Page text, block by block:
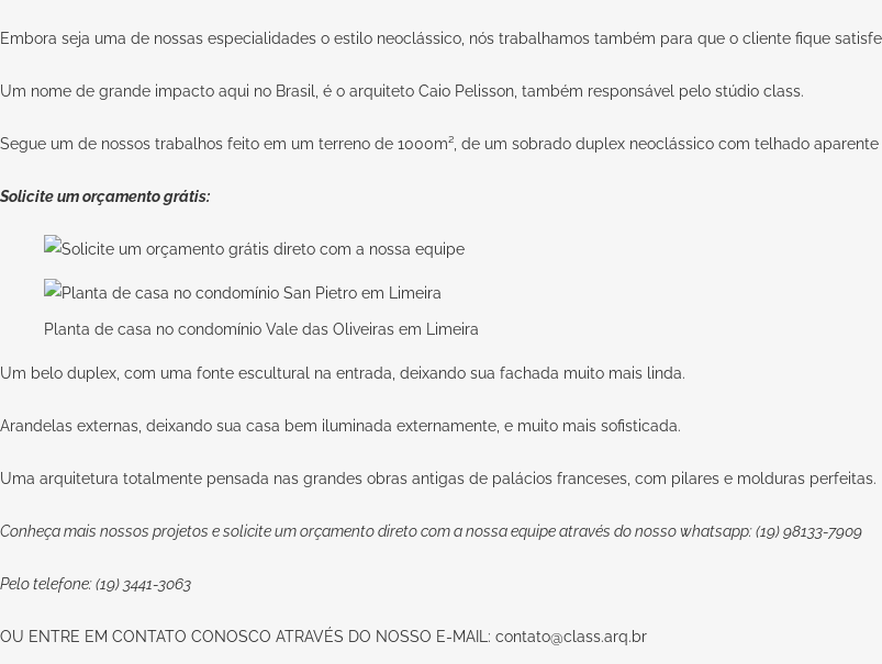
Embora seja uma de nossas especialidades o estilo neoclássico, nós trabalhamos também para que o cliente fique
Um nome de grande impacto aqui no Brasil, é o arquiteto Caio Pelisson , também responsável pelo stúdio class.
Segue um de nossos trabalhos feito em um terreno de 1000m², de um sobrado duplex neoclássico com telhado
Solicite um orçamento grátis:
Planta de casa no condomínio Vale das Oliveiras em Limeira
Um belo duplex, com uma fonte escultural na entrada, deixando sua fachada muito mais linda.
Arandelas externas, deixando sua casa bem iluminada externamente, e muito mais sofisticada.
Uma arquitetura totalmente pensada nas grandes obras antigas de palácios franceses, com pilares e molduras perfeitas.
Conheça mais nossos projetos e solicite um orçamento direto com a nossa equipe através do nosso whatsapp: (19) 98133-7909
Pelo telefone: (19) 3441-3063
OU ENTRE EM CONTATO CONOSCO ATRAVÉS DO NOSSO E-MAIL: contato@class.arq.br